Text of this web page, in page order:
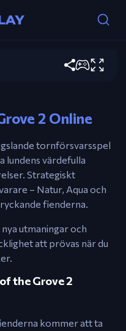
Grove 2
torn.
2 Online
tornförsvarsspel
lundens värdefulla
Strategiskt
– Natur, Aqua och
fienderna.
utmaningar och
att prövas när du
the Grove 2
kommer att ta